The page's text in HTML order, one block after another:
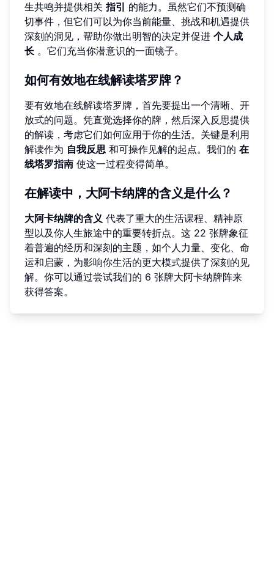
生共鸣并提供相关指引
的能力。虽然它们不预测确
切事件，但它们可以为你当前能量、挑战和机遇提供
深刻的洞见，帮助你做出明智的决定并促进 个人成
长 。它们充当你潜意识的一面镜子。
如何有效地在线解读塔罗牌？
要有效地在线解读塔罗牌，首先要提出一个清晰、开
放式的问题。凭直觉选择你的牌，然后深入反思提供
的解读，考虑它们如何应用于你的生活。关键是利用
解读作为 自我反思 和可操作见解的起点。我们的 在
线塔罗指南 使这一过程变得简单。
在解读中，大阿卡纳牌的含义是什么？
大阿卡纳牌的含义 代表了重大的生活课程、精神原
型以及你人生旅途中的重要转折点。这 22 张牌象征
着普遍的经历和深刻的主题，如个人力量、变化、命
运和启蒙，为影响你生活的更大模式提供了深刻的见
解。你可以通过尝试我们的 6 张牌大阿卡纳牌阵来
获得答案。